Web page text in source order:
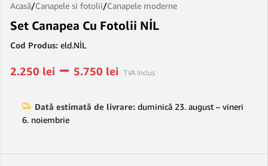
Acasă/Canapele si fotolii/Canapele moderne
Set Canapea Cu Fotolii NİL
Cod Produs: eld.NİL
2.250 lei – 5.750 lei TVA Inclus
Dată estimată de livrare: duminică 23. august – vineri
6. noiembrie